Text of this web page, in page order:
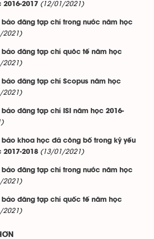
2016-2017 (12/01/2021)
báo đăng tạp chí trong nước năm học
2021)
báo đăng tạp chí quôc tế năm học
2021)
báo đăng tạp chí Scopus năm học
2021)
báo đăng tạp chí ISI năm học 2016-
báo khoa học đã công bố trong kỷ yếu
2017-2018 (13/01/2021)
báo đăng tạp chí trong nước năm học
2021)
báo đăng tạp chí quốc tế năm học
2021)